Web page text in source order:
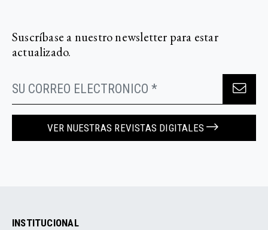
Suscríbase a nuestro newsletter para estar
actualizado.
VER NUESTRAS REVISTAS DIGITALES
INSTITUCIONAL